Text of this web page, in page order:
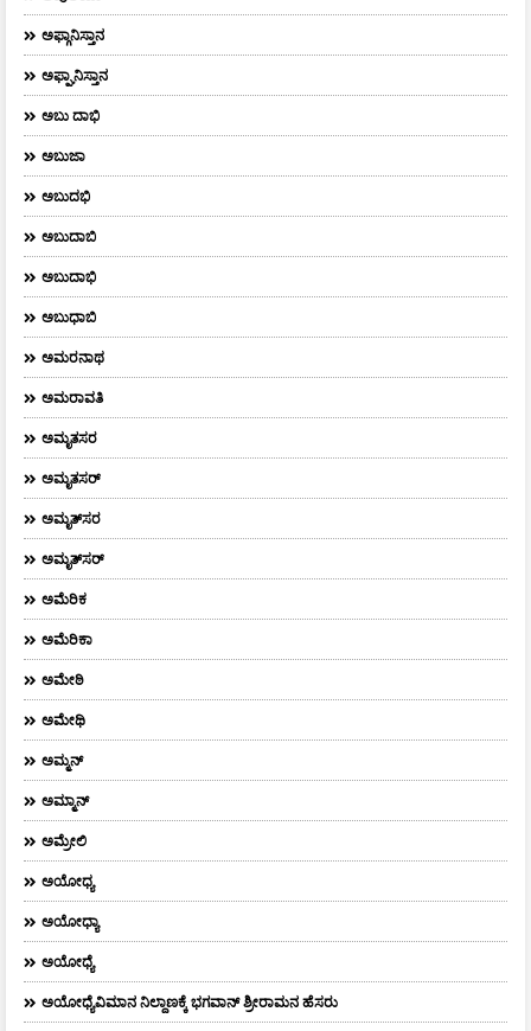
ಅಫ್ಗಾನಿಸ್ತಾನ
ಅಫ್ಘಾನಿಸ್ತಾನ
ಅಬು ದಾಭಿ
ಅಬುಜಾ
ಅಬುದಭಿ
ಅಬುದಾಬಿ
ಅಬುದಾಭಿ
ಅಬುಧಾಬಿ
ಅಮರನಾಥ
ಅಮರಾವತಿ
ಅಮೃತಸರ
ಅಮೃತಸರ್
ಅಮೃತ್‌ಸರ
ಅಮೃತ್​ಸರ್​
ಅಮೆರಿಕ
ಅಮೆರಿಕಾ
ಅಮೇಠಿ
ಅಮೇಥಿ
ಅಮ್ಮನ್‌
ಅಮ್ಮಾನ್
ಅಮ್ರೇಲಿ
ಅಯೋಧ್ಯ
ಅಯೋಧ್ಯಾ
ಅಯೋಧ್ಯೆ
ಅಯೋಧ್ಯೆವಿಮಾನ ನಿಲ್ದಾಣಕ್ಕೆ ಭಗವಾನ್ ಶ್ರೀರಾಮನ ಹೆಸರು